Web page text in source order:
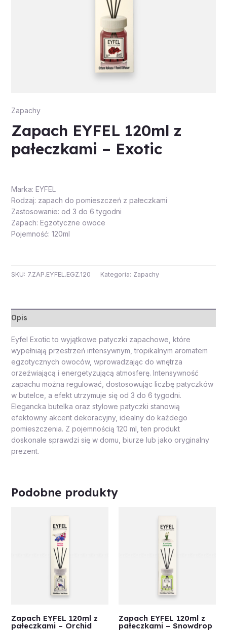
Zapachy
Zapach EYFEL 120ml z
pałeczkami – Exotic
Marka: EYFEL
Rodzaj: zapach do pomieszczeń z pałeczkami
Zastosowanie: od 3 do 6 tygodni
Zapach: Egzotyczne owoce
Pojemność: 120ml
SKU: 7.ZAP.EYFEL.EGZ.120 Kategoria: Zapachy
Opis
Eyfel Exotic to wyjątkowe patyczki zapachowe, które
wypełniają przestrzeń intensywnym, tropikalnym aromatem
egzotycznych owoców, wprowadzając do wnętrza
orzeźwiającą i energetyzującą atmosferę. Intensywność
zapachu można regulować, dostosowując liczbę patyczków
w butelce, a efekt utrzymuje się od 3 do 6 tygodni.
Elegancka butelka oraz stylowe patyczki stanowią
efektowny akcent dekoracyjny, idealny do każdego
pomieszczenia. Z pojemnością 120 ml, ten produkt
doskonale sprawdzi się w domu, biurze lub jako oryginalny
prezent.
Podobne produkty
Zapach EYFEL 120ml z
pałeczkami – Orchid
Zapach EYFEL 120ml z
pałeczkami – Snowdrop